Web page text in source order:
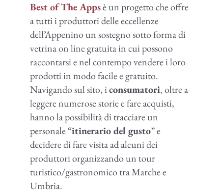
Best of The Appsè un progetto che offre
a tutti i produttori delle eccellenze
dell’Appenino un sostegno sotto forma di
vetrina on line gratuita in cui possono
raccontarsi e nel contempo vendere i loro
prodotti in modo facile e gratuito.
Navigando sul sito, iconsumatori, oltre a
leggere numerose storie e fare acquisti,
hanno la possibilità di tracciare un
personale “itinerario del gusto” e
decidere di fare visita ad alcuni dei
produttori organizzando un tour
turistico/gastronomico tra Marche e
Umbria.